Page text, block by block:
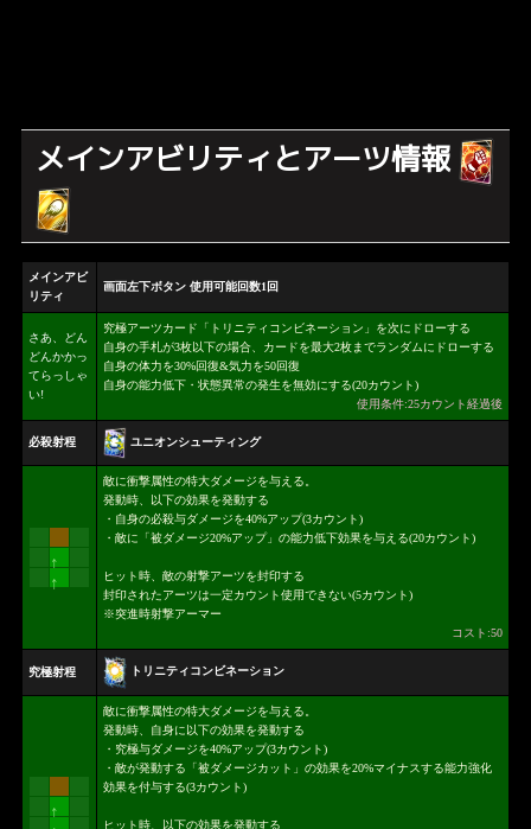
メインアビリティとアーツ情報
メインアビ
リティ
画面左下ボタン 使用可能回数1回
さあ、どん
どんかかっ
てらっしゃ
い!
究極アーツカード「トリニティコンビネーション」を次にドローする
自身の手札が3枚以下の場合、カードを最大2枚までランダムにドローする
自身の体力を30%回復&気力を50回復
自身の能力低下・状態異常の発生を無効にする(20カウント)
使用条件:25カウント経過後
必殺射程 ユニオンシューティング
↑
↑
敵に衝撃属性の特大ダメージを与える。
発動時、以下の効果を発動する
・自身の必殺与ダメージを40%アップ(3カウント)
・敵に「被ダメージ20%アップ」の能力低下効果を与える(20カウント)
ヒット時、敵の射撃アーツを封印する
封印されたアーツは一定カウント使用できない(5カウント)
※突進時射撃アーマー
コスト:50
究極射程 トリニティコンビネーション
↑
敵に衝撃属性の特大ダメージを与える。
発動時、自身に以下の効果を発動する
・究極与ダメージを40%アップ(3カウント)
・敵が発動する「被ダメージカット」の効果を20%マイナスする能力強化
効果を付与する(3カウント)
ヒット時、以下の効果を発動する